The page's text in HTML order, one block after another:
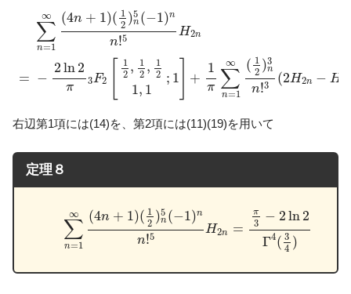
∞
∑
n=1
(4n + 1)( 1
2 )5
n(−1)n
n!5
H2n
= −
2ln2
π
3F2
1
2 ,
1
2 ,
1
2
1, 1
; 1 +
1
π
∞
∑
n=1
( 1
2 )3
n
n!3 (2H2n − H
4 n (1 2 ) n 5 (− 1)nn
右辺第1項には(14)を、第2項には(11)(19)を用いて
定理８
∞
∑
n=1
(4n + 1)( 1
2 )5
n(−1)n
n!5
H2n =
π
3 − 2ln2
Γ4( 3
4 )
∞ ( 1 ) (1 2 )n5 −1) n 3 − ln